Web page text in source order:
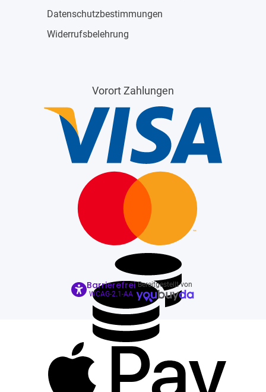
Datenschutzbestimmungen
Widerrufsbelehrung
Vorort Zahlungen
Barrierefrei
WCAG-2.1-AA
Bereitgestellt von